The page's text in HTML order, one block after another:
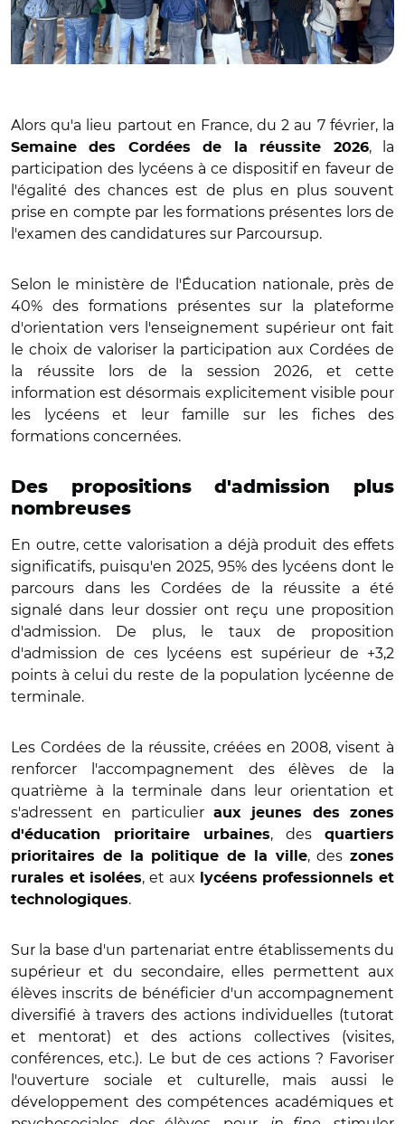
Alors qu'a lieu partout en France, du 2 au 7 février, la
Semaine des Cordées de la réussite 2026, la
participation des lycéens à ce dispositif en faveur de
l'égalité des chances est de plus en plus souvent
prise en compte par les formations présentes lors de
l'examen des candidatures sur Parcoursup.
Selon le ministère de l'Éducation nationale, près de
40% des formations présentes sur la plateforme
d'orientation vers l'enseignement supérieur ont fait
le choix de valoriser la participation aux Cordées de
la réussite lors de la session 2026, et cette
information est désormais explicitement visible pour
les lycéens et leur famille sur les fiches des
formations concernées.
Des propositions d'admission plus
nombreuses
En outre, cette valorisation a déjà produit des effets
significatifs, puisqu'en 2025, 95% des lycéens dont le
parcours dans les Cordées de la réussite a été
signalé dans leur dossier ont reçu une proposition
d'admission. De plus, le taux de proposition
d'admission de ces lycéens est supérieur de +3,2
points à celui du reste de la population lycéenne de
terminale.
Les Cordées de la réussite, créées en 2008, visent à
renforcer l'accompagnement des élèves de la
quatrième à la terminale dans leur orientation et
s'adressent en particulier aux jeunes des zones
d'éducation prioritaire urbaines, des quartiers
prioritaires de la politique de la ville, des zones
rurales et isolées, et aux
lycéens professionnels et
technologiques.
Sur la base d'un partenariat entre établissements du
supérieur et du secondaire, elles permettent aux
élèves inscrits de bénéficier d'un accompagnement
diversifié à travers des actions individuelles (tutorat
et mentorat) et des actions collectives (visites,
conférences, etc.). Le but de ces actions ? Favoriser
l'ouverture sociale et culturelle, mais aussi le
développement des compétences académiques et